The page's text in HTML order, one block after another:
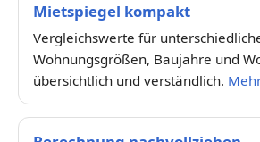
Mietspiegel kompakt
Vergleichswerte für
Wohnungsgrößen, Baujahre und
übersichtlich und verständlich.